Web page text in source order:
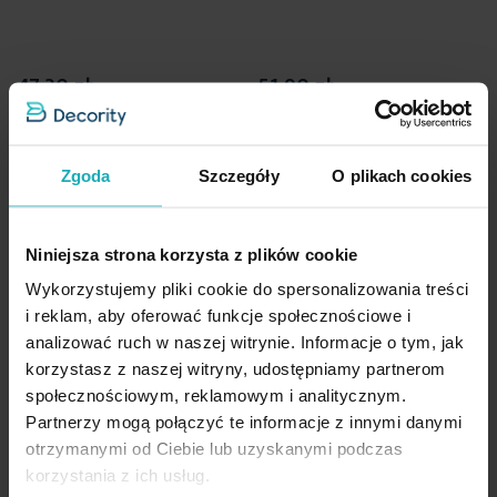
Zgoda Szczegóły O plikach cookies
Niniejsza strona korzysta z plików cookie
Wykorzystujemy pliki cookie do spersonalizowania treści
i reklam, aby oferować funkcje społecznościowe i
analizować ruch w naszej witrynie. Informacje o tym, jak
korzystasz z naszej witryny, udostępniamy partnerom
społecznościowym, reklamowym i analitycznym.
Partnerzy mogą połączyć te informacje z innymi danymi
otrzymanymi od Ciebie lub uzyskanymi podczas
korzystania z ich usług.
Dane techniczne:
szerokość: 30 cm
skład: 100% poliester
gramatura: 250 g/m2
do listy życzeń
47,30 zł
Dodaj do koszyka
51,90 zł
Dodaj do koszyka
Rodzina produktów
Nowość Nowość